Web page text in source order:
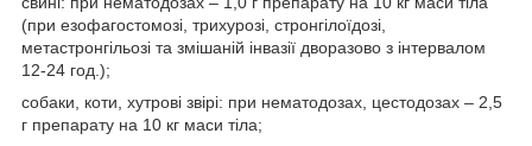
(при езофагостомозі, трихурозі, стронгілоїдозі,
метастронгільозі та змішаній інвазії дворазово з інтервалом
12-24 год.);
собаки, коти, хутрові звірі: при нематодозах, цестодозах – 2,5
г препарату на 10 кг маси тіла;